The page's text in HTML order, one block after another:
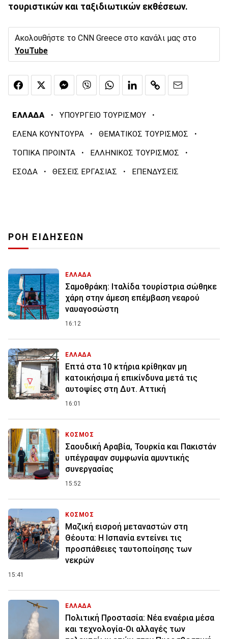
τουριστικών και ταξιδιωτικών εκθέσεων.
Ακολουθήστε το CNN Greece στο κανάλι μας στο
YouTube
ΕΛΛΑΔΑ · ΥΠΟΥΡΓΕΙΟ ΤΟΥΡΙΣΜΟΥ ·
ΕΛΕΝΑ ΚΟΥΝΤΟΥΡΑ · ΘΕΜΑΤΙΚΟΣ ΤΟΥΡΙΣΜΟΣ ·
ΤΟΠΙΚΑ ΠΡΟΙΝΤΑ · ΕΛΛΗΝΙΚΟΣ ΤΟΥΡΙΣΜΟΣ ·
ΕΣΟΔΑ · ΘΕΣΕΙΣ ΕΡΓΑΣΙΑΣ · ΕΠΕΝΔΥΣΕΙΣ
ΡΟΗ ΕΙΔΗΣΕΩΝ
ΕΛΛΑΔΑ
Σαμοθράκη: Ιταλίδα τουρίστρια σώθηκε
χάρη στην άμεση επέμβαση νεαρού
ναυαγοσώστη
16:12
ΕΛΛΑΔΑ
Επτά στα 10 κτήρια κρίθηκαν μη
κατοικήσιμα ή επικίνδυνα μετά τις
αυτοψίες στη Δυτ. Αττική
16:01
ΚΟΣΜΟΣ
Σαουδική Αραβία, Τουρκία και Πακιστάν
υπέγραψαν συμφωνία αμυντικής
συνεργασίας
15:52
ΚΟΣΜΟΣ
Μαζική εισροή μεταναστών στη
Θέουτα: Η Ισπανία εντείνει τις
προσπάθειες ταυτοποίησης των
νεκρών
15:41
ΕΛΛΑΔΑ
Πολιτική Προστασία: Νέα εναέρια μέσα
και τεχνολογία-Οι αλλαγές των